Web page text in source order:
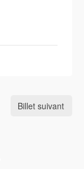
Billet suivant